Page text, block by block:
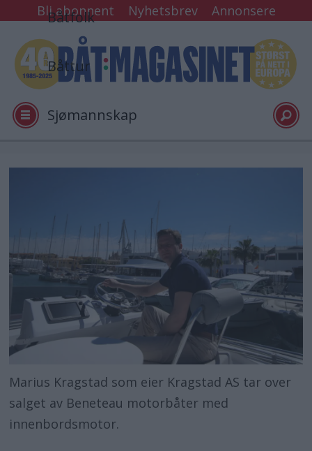
Bli abonnent Nyhetsbrev Annonsere
Båtfolk
Båttur
Sjømannskap
Tester
Video
Logg inn
Marius Kragstad som eier Kragstad AS tar over
salget av Beneteau motorbåter med
innenbordsmotor.